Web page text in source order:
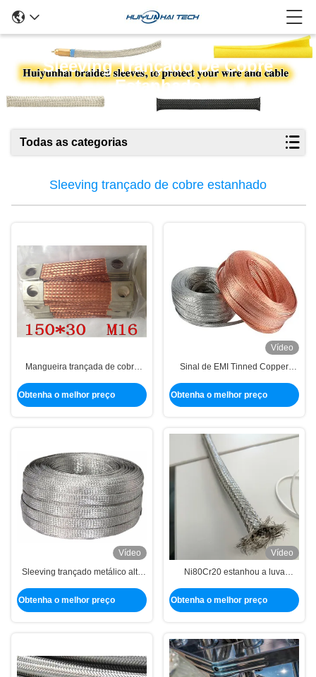
Sleeving Trançado De Cobre
Estanhado
Todas as categorias
Sleeving trançado de cobre estanhado
Mangueira trançada de cobre
Obtenha o melhor preço
Vídeo
Sinal de EMI Tinned Copper
proteção do cabo
Obtenha o melhor preço
Vídeo
Sleeving trançado metálico alto
EMI Shielding
Obtenha o melhor preço
Vídeo
Ni80Cr20 estanhou a luva
cobre da liga resistente da
abrasão
Obtenha o melhor preço